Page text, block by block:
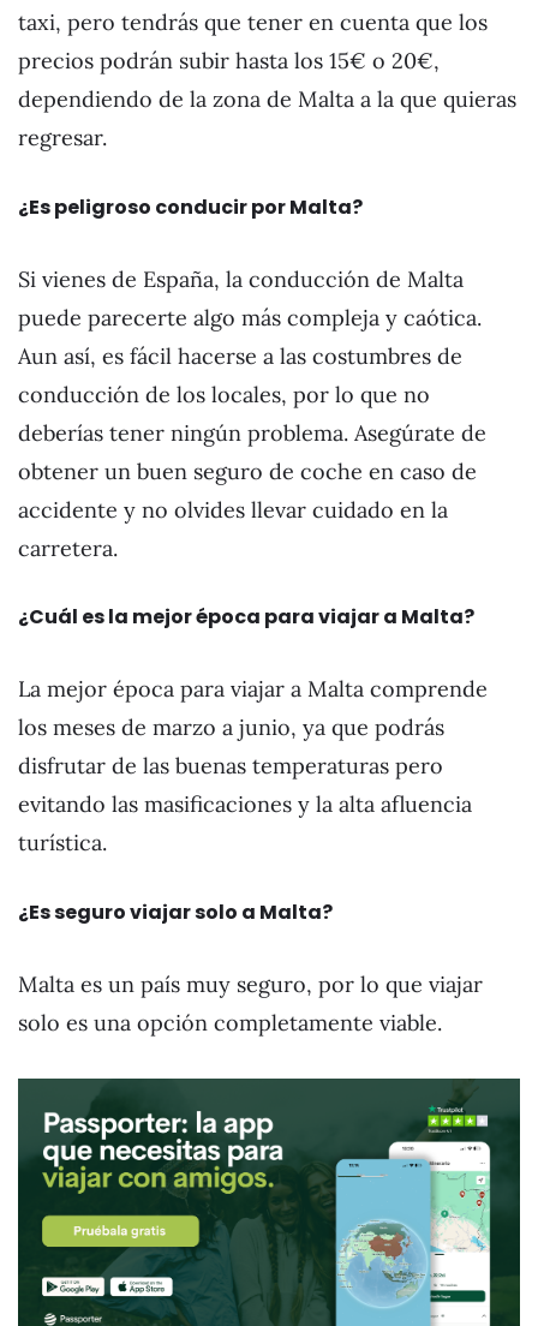
taxi, pero tendrás que tener en cuenta que los
precios podrán subir hasta los 15€ o 20€,
dependiendo de la zona de Malta a la que quieras
regresar.
¿Es peligroso conducir por Malta?
Si vienes de España, la conducción de Malta
puede parecerte algo más compleja y caótica.
Aun así, es fácil hacerse a las costumbres de
conducción de los locales, por lo que no
deberías tener ningún problema. Asegúrate de
obtener un buen seguro de coche en caso de
accidente y no olvides llevar cuidado en la
carretera.
¿Cuál es la mejor época para viajar a Malta?
La mejor época para viajar a Malta comprende
los meses de marzo a junio, ya que podrás
disfrutar de las buenas temperaturas pero
evitando las masificaciones y la alta afluencia
turística.
¿Es seguro viajar solo a Malta?
Malta es un país muy seguro, por lo que viajar
solo es una opción completamente viable.